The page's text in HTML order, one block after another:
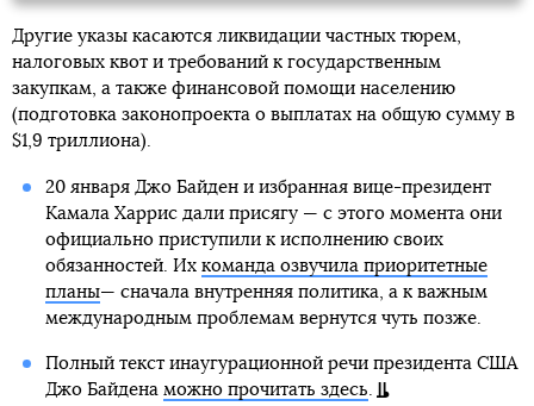
Другие указы касаются ликвидации частных тюрем,
налоговых квот и требований к государственным
закупкам, а также финансовой помощи населению
(подготовка законопроекта о выплатах на общую сумму в
$1,9 триллиона).
20 января Джо Байден и избранная вице-президент
Камала Харрис дали присягу — с этого момента они
официально приступили к исполнению своих
обязанностей. Их команда озвучила приоритетные
планы— сначала внутренняя политика, а к важным
международным проблемам вернутся чуть позже.
Полный текст инаугурационной речи президента США
Джо Байдена можно прочитать здесь.